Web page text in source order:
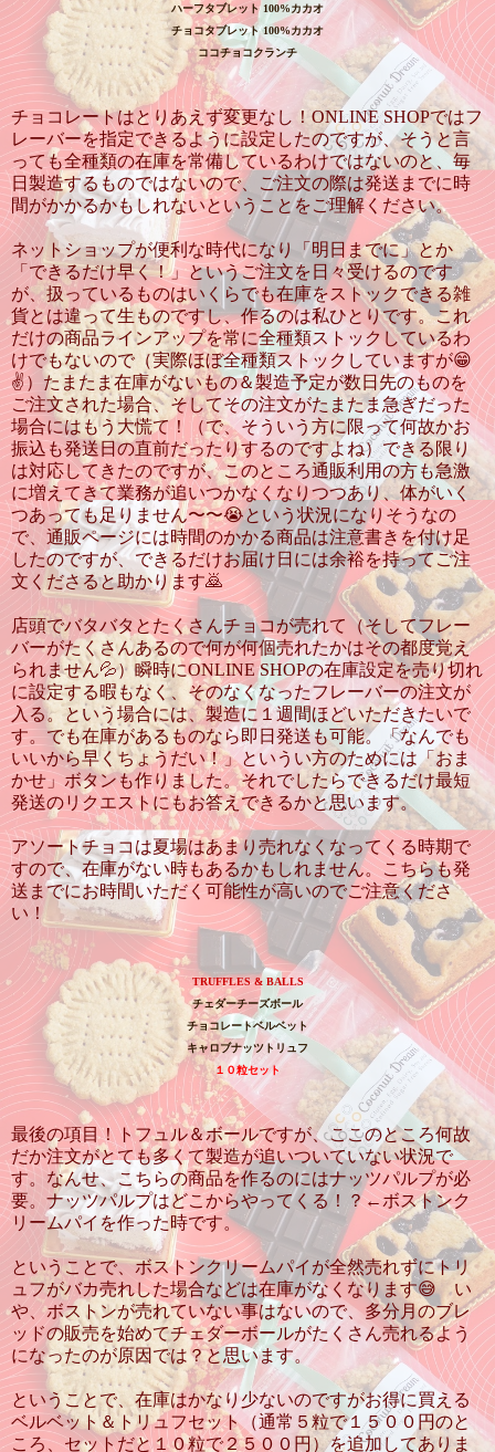
ハーフタブレット100%カカオ
チョコタブレット100%カカオ
ココチョコクランチ
チョコレートはとりあえず変更なし！ONLINE SHOPではフ
レーバーを指定できるように設定したのですが、そうと言
っても全種類の在庫を常備しているわけではないのと、毎
日製造するものではないので、ご注文の際は発送までに時
間がかかるかもしれないということをご理解ください。
ネットショップが便利な時代になり「明日までに」とか
「できるだけ早く！」というご注文を日々受けるのです
が、扱っているものはいくらでも在庫をストックできる雑
貨とは違って生ものですし、作るのは私ひとりです。これ
だけの商品ラインアップを常に全種類ストックしているわ
けでもないので（実際ほぼ全種類ストックしていますが😁
✌️）たまたま在庫がないもの＆製造予定が数日先のものを
ご注文された場合、そしてその注文がたまたま急ぎだった
場合にはもう大慌て！（で、そういう方に限って何故かお
振込も発送日の直前だったりするのですよね）できる限り
は対応してきたのですが、このところ通販利用の方も急激
に増えてきて業務が追いつかなくなりつつあり、体がいく
つあっても足りません〜〜😭という状況になりそうなの
で、通販ページには時間のかかる商品は注意書きを付け足
したのですが、できるだけお届け日には余裕を持ってご注
文くださると助かります🙇
店頭でバタバタとたくさんチョコが売れて（そしてフレー
バーがたくさんあるので何が何個売れたかはその都度覚え
られません💦）瞬時にONLINE SHOPの在庫設定を売り切れ
に設定する暇もなく、そのなくなったフレーバーの注文が
入る。という場合には、製造に１週間ほどいただきたいで
す。でも在庫があるものなら即日発送も可能。「なんでも
いいから早くちょうだい！」というい方のためには「おま
かせ」ボタンも作りました。それでしたらできるだけ最短
発送のリクエストにもお答えできるかと思います。
アソートチョコは夏場はあまり売れなくなってくる時期で
すので、在庫がない時もあるかもしれません。こちらも発
送までにお時間いただく可能性が高いのでご注意くださ
い！
TRUFFLES & BALLS
チェダーチーズボール
チョコレートベルベット
キャロブナッツトリュフ
１０粒セット
最後の項目！トフュル＆ボールですが、ここのところ何故
だか注文がとても多くて製造が追いついていない状況で
す。なんせ、こちらの商品を作るのにはナッツパルプが必
要。ナッツパルプはどこからやってくる！？←ボストンク
リームパイを作った時です。
ということで、ボストンクリームパイが全然売れずにトリ
ュフがバカ売れした場合などは在庫がなくなります😅 い
や、ボストンが売れていない事はないので、多分月のブレ
ッドの販売を始めてチェダーボールがたくさん売れるよう
になったのが原因では？と思います。
ということで、在庫はかなり少ないのですがお得に買える
ベルベット＆トリュフセット（通常５粒で１５００円のと
ころ、セットだと１０粒で２５００円）を追加してありま